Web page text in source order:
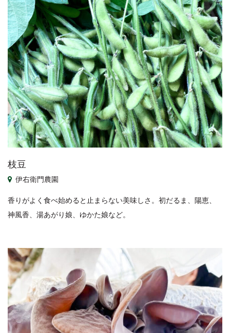
枝豆
伊右衛門農園
香りがよく食べ始めると止まらない美味しさ。初だるま、陽恵、
神風香、湯あがり娘、ゆかた娘など。